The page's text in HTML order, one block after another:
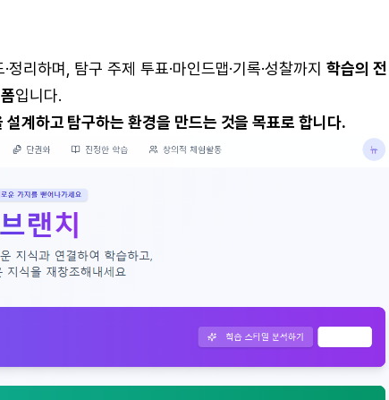
리하며, 탐구 주제 투표·마인드맵·기록·성찰까지 학습의 전
입니다.
설계하고 탐구하는 환경을 만드는 것을 목표로 합니다.